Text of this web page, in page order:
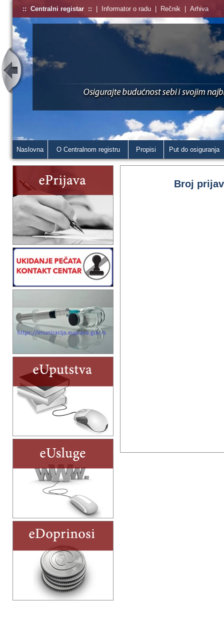
:: Centralni registar :: Informator o radu Rečnik Arhiva
Naslovna O Centralnom registru Propisi Put do osiguranja
Broj